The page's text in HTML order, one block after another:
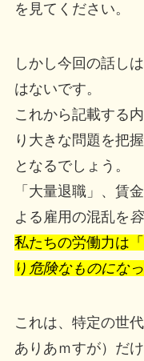
を見てください。
しかし今回の話し
はないです。
これから記載する
り大きな問題を把
となるでしょう。
「大量退職」、賃
よる雇用の混乱を
私たちの労働力は
り 危険なものにな
これは、特定の世
ありあｍすが）だ